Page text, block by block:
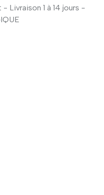
Livraison 1 à 14 jours -